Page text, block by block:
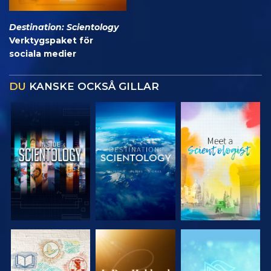
Destination: Scientology
Verktygspaket för
sociala medier
DU KANSKE OCKSÅ GILLAR
UTFORSKA
UTFORSKA
UTFORSKA